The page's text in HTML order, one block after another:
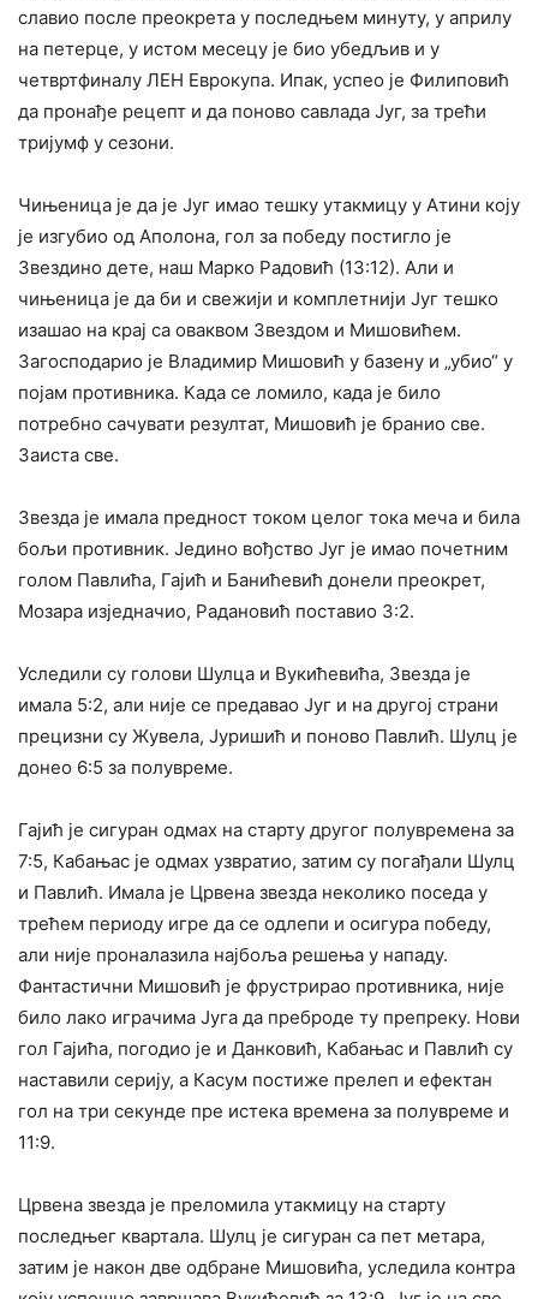
славио после преокрета у последњем минуту, у априлу
на петерце, у истом месецу је био убедљив и у
четвртфиналу ЛЕН Еврокупа. Ипак, успео је Филиповић
да пронађе рецепт и да поново савлада Југ, за трећи
тријумф у сезони.
Чињеница је да је Југ имао тешку утакмицу у Атини коју
је изгубио од Аполона, гол за победу постигло је
Звездино дете, наш Марко Радовић (13:12). Али и
чињеница је да би и свежији и комплетнији Југ тешко
изашао на крај са оваквом Звездом и Мишовићем.
Загосподарио је Владимир Мишовић у базену и „убио“ у
појам противника. Када се ломило, када је било
потребно сачувати резултат, Мишовић је бранио све.
Заиста све.
Звезда је имала предност током целог тока меча и била
бољи противник. Једино вођство Југ је имао почетним
голом Павлића, Гајић и Банићевић донели преокрет,
Мозара изједначио, Радановић поставио 3:2.
Уследили су голови Шулца и Вукићевића, Звезда је
имала 5:2, али није се предавао Југ и на другој страни
прецизни су Жувела, Јуришић и поново Павлић. Шулц је
донео 6:5 за полувреме.
Гајић је сигуран одмах на старту другог полувремена за
7:5, Кабањас је одмах узвратио, затим су погађали Шулц
и Павлић. Имала је Црвена звезда неколико поседа у
трећем периоду игре да се одлепи и осигура победу,
али није проналазила најбоља решења у нападу.
Фантастични Мишовић је фрустрирао противника, није
било лако играчима Југа да преброде ту препреку. Нови
гол Гајића, погодио је и Данковић, Кабањас и Павлић су
наставили серију, а Касум постиже прелеп и ефектан
гол на три секунде пре истека времена за полувреме и
11:9.
Црвена звезда је преломила утакмицу на старту
последњег квартала. Шулц је сигуран са пет метара,
затим је након две одбране Мишовића, уследила контра